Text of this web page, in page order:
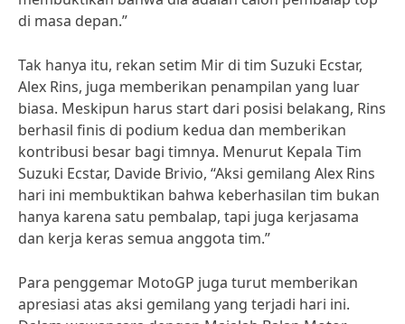
di masa depan.”
Tak hanya itu, rekan setim Mir di tim Suzuki Ecstar,
Alex Rins, juga memberikan penampilan yang luar
biasa. Meskipun harus start dari posisi belakang, Rins
berhasil finis di podium kedua dan memberikan
kontribusi besar bagi timnya. Menurut Kepala Tim
Suzuki Ecstar, Davide Brivio, “Aksi gemilang Alex Rins
hari ini membuktikan bahwa keberhasilan tim bukan
hanya karena satu pembalap, tapi juga kerjasama
dan kerja keras semua anggota tim.”
Para penggemar MotoGP juga turut memberikan
apresiasi atas aksi gemilang yang terjadi hari ini.